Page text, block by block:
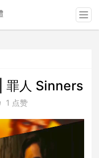
罪人 Sinners
1 点赞
T
o
n
a